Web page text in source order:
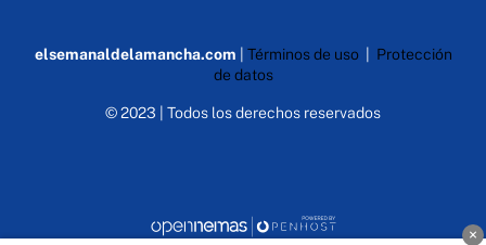
elsemanaldelamancha.com Términos de uso| Protección
de datos
© 2023 | Todos los derechos reservados
×